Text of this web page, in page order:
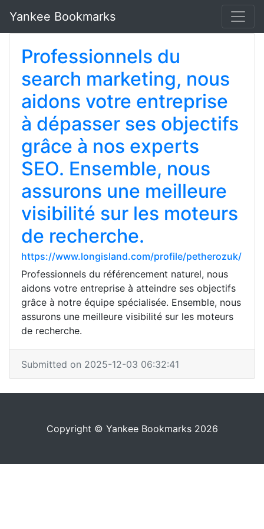
Yankee Bookmarks
Professionnels du
search marketing, nous
aidons votre entreprise
à dépasser ses objectifs
grâce à nos experts
SEO. Ensemble, nous
assurons une meilleure
visibilité sur les moteurs
de recherche.
https://www.longisland.com/profile/petherozuk/
Professionnels du référencement naturel, nous
aidons votre entreprise à atteindre ses objectifs
grâce à notre équipe spécialisée. Ensemble, nous
assurons une meilleure visibilité sur les moteurs
de recherche.
Submitted on 2025-12-03 06:32:41
Copyright © Yankee Bookmarks 2026